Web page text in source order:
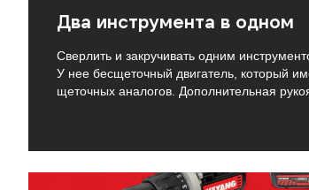
Два инструмента в одном
Сверлить и закручивать одним
У нее бесщеточный двигатель, который
щеточных аналогов. Дополнительная